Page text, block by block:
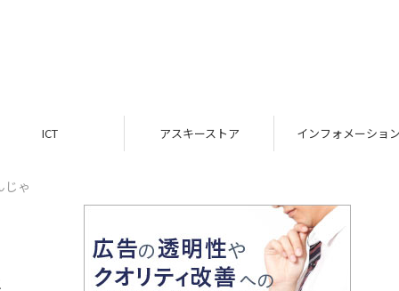
アスキーストア インフォメーション
ゃ